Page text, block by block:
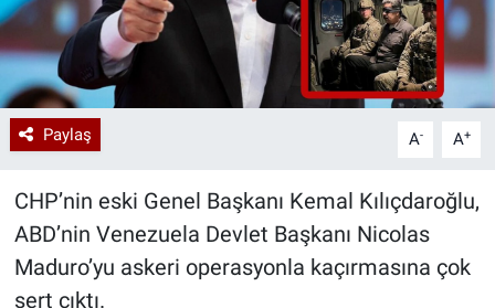
Paylaş A- A+
CHP’nin eski Genel Başkanı Kemal Kılıçdaroğlu,
ABD’nin Venezuela Devlet Başkanı Nicolas
Maduro’yu askeri operasyonla kaçırmasına çok
sert çıktı.
Ramazan